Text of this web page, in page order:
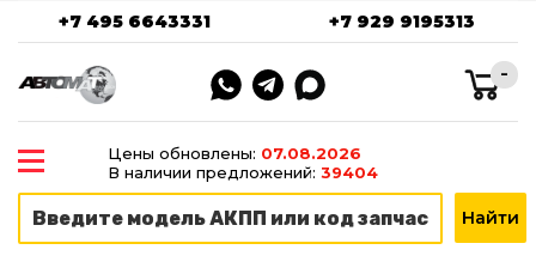
+7 495 6643331 +7 929 9195313
-
Цены обновлены: 07.08.2026
В наличии предложений: 39404